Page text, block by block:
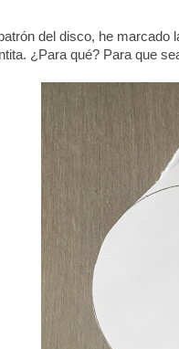
del disco, he
¿Para qué? Para que